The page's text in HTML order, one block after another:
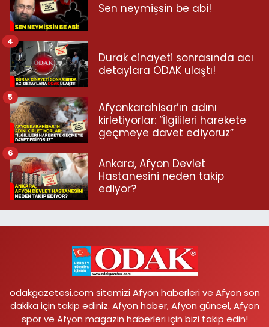
Sen neymişsin be abi!
Durak cinayeti sonrasında acı
detaylara ODAK ulaştı!
4
Afyonkarahisar’ın adını
kirletiyorlar: “İlgilileri harekete
geçmeye davet ediyoruz”
5
Ankara, Afyon Devlet
Hastanesini neden takip
ediyor?
6
odakgazetesi.com sitemizi Afyon haberleri ve Afyon son
dakika için takip ediniz. Afyon haber, Afyon güncel, Afyon
spor ve Afyon magazin haberleri için bizi takip edin!